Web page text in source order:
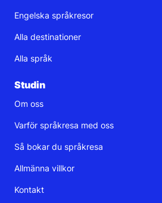
Engelska språkresor
Alla destinationer
Alla språk
Studin
Om oss
Varför språkresa med oss
Så bokar du språkresa
Allmänna villkor
Kontakt